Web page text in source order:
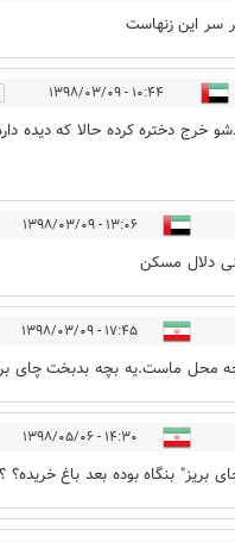
این زنهاست
۱۰:۴۴ - ۱۳۹۸/۰۳/۰۹
خرج دختره کرده حالا که
۱۳:۰۶ - ۱۳۹۸/۰۳/۰۹
دلال مسکن
۱۷:۴۵ - ۱۳۹۸/۰۳/۰۹
محل ماست.یه بچه بدبخت چای
۱۴:۳۰ - ۱۳۹۸/۰۵/۰۶
بریز" بنگاه بوده بعد باغ خریده؟